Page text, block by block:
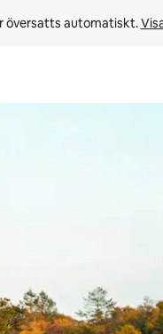
översatts automatiskt.